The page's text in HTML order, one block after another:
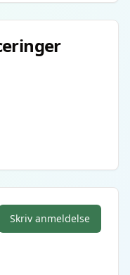
Skriv anmeldelse